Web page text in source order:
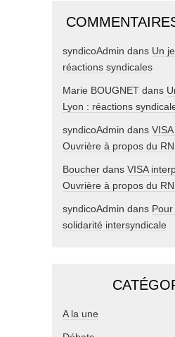
syndicoAdmin dans Un
réactions syndicales
Marie BOUGNET dans
Lyon : réactions
syndicoAdmin dans
Ouvrière à propos du RN
Boucher dans VISA
Ouvrière à propos du RN
syndicoAdmin dans Pour
solidarité intersyndicale
A la une